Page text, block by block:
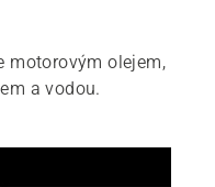
motorovým olejem,
a vodou.